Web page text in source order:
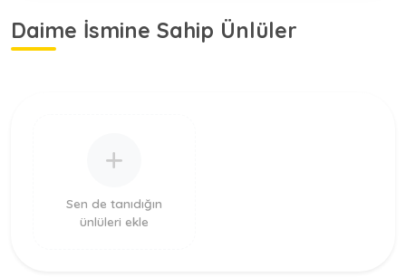
Daime İsmine Sahip Ünlüler
Sen de tanıdığın
ünlüleri ekle